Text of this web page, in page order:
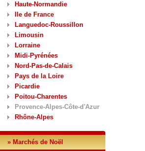
Haute-Normandie
Ile de France
Languedoc-Roussillon
Limousin
Lorraine
Midi-Pyrénées
Nord-Pas-de-Calais
Pays de la Loire
Picardie
Poitou-Charentes
Provence-Alpes-Côte-d'Azur
Rhône-Alpes
» Marchés de Noël